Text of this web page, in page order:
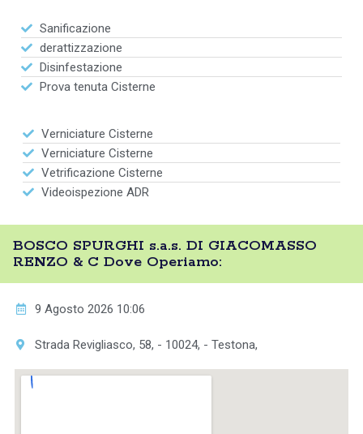
Sanificazione
derattizzazione
Disinfestazione
Prova tenuta Cisterne
Verniciature Cisterne
Verniciature Cisterne
Vetrificazione Cisterne
Videoispezione ADR
BOSCO SPURGHI s.a.s. DI GIACOMASSO
RENZO & C Dove Operiamo:
9 Agosto 2026 10:06
Strada Revigliasco, 58, - 10024, - Testona,